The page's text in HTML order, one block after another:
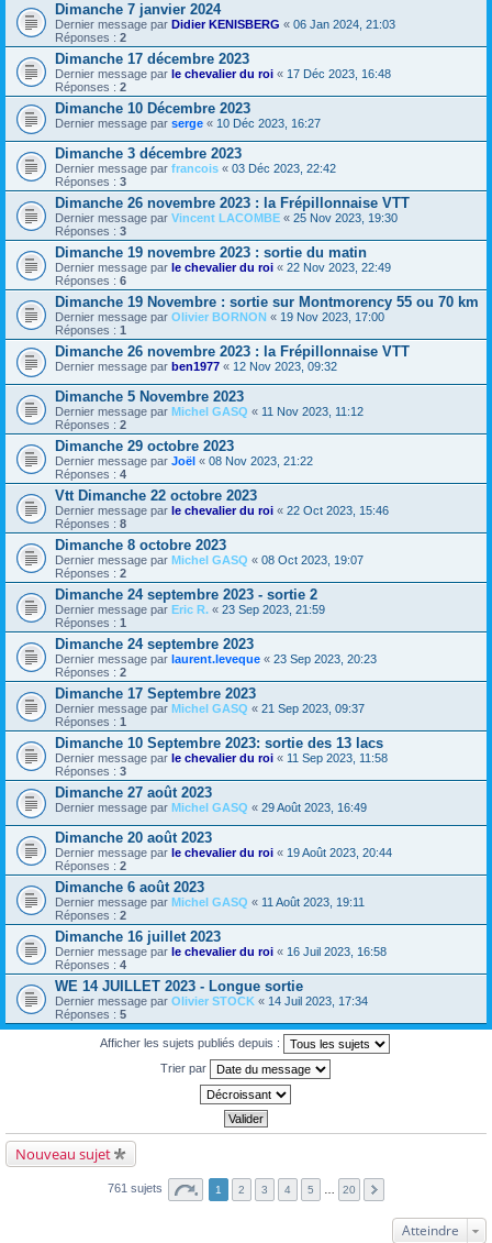
Dimanche 7 janvier 2024
Dernier message par Didier KENISBERG « 06 Jan 2024, 21:03
Réponses : 2
Dimanche 17 décembre 2023
Dernier message par le chevalier du roi « 17 Déc 2023, 16:48
Réponses : 2
Dimanche 10 Décembre 2023
Dernier message par serge « 10 Déc 2023, 16:27
Dimanche 3 décembre 2023
Dernier message par francois « 03 Déc 2023, 22:42
Réponses : 3
Dimanche 26 novembre 2023 : la Frépillonnaise VTT
Dernier message par Vincent LACOMBE « 25 Nov 2023, 19:30
Réponses : 3
Dimanche 19 novembre 2023 : sortie du matin
Dernier message par le chevalier du roi « 22 Nov 2023, 22:49
Réponses : 6
Dimanche 19 Novembre : sortie sur Montmorency 55 ou 70 km
Dernier message par Olivier BORNON « 19 Nov 2023, 17:00
Réponses : 1
Dimanche 26 novembre 2023 : la Frépillonnaise VTT
Dernier message par ben1977 « 12 Nov 2023, 09:32
Dimanche 5 Novembre 2023
Dernier message par Michel GASQ « 11 Nov 2023, 11:12
Réponses : 2
Dimanche 29 octobre 2023
Dernier message par Joël « 08 Nov 2023, 21:22
Réponses : 4
Vtt Dimanche 22 octobre 2023
Dernier message par le chevalier du roi « 22 Oct 2023, 15:46
Réponses : 8
Dimanche 8 octobre 2023
Dernier message par Michel GASQ « 08 Oct 2023, 19:07
Réponses : 2
Dimanche 24 septembre 2023 - sortie 2
Dernier message par Eric R. « 23 Sep 2023, 21:59
Réponses : 1
Dimanche 24 septembre 2023
Dernier message par laurent.leveque « 23 Sep 2023, 20:23
Réponses : 2
Dimanche 17 Septembre 2023
Dernier message par Michel GASQ « 21 Sep 2023, 09:37
Réponses : 1
Dimanche 10 Septembre 2023: sortie des 13 lacs
Dernier message par le chevalier du roi « 11 Sep 2023, 11:58
Réponses : 3
Dimanche 27 août 2023
Dernier message par Michel GASQ « 29 Août 2023, 16:49
Dimanche 20 août 2023
Dernier message par le chevalier du roi « 19 Août 2023, 20:44
Réponses : 2
Dimanche 6 août 2023
Dernier message par Michel GASQ « 11 Août 2023, 19:11
Réponses : 2
Dimanche 16 juillet 2023
Dernier message par le chevalier du roi « 16 Juil 2023, 16:58
Réponses : 4
WE 14 JUILLET 2023 - Longue sortie
Dernier message par Olivier STOCK « 14 Juil 2023, 17:34
Réponses : 5
Afficher les sujets publiés depuis :
Trier par
Nouveau sujet
761 sujets 1 2 3 4 5 20
Atteindre